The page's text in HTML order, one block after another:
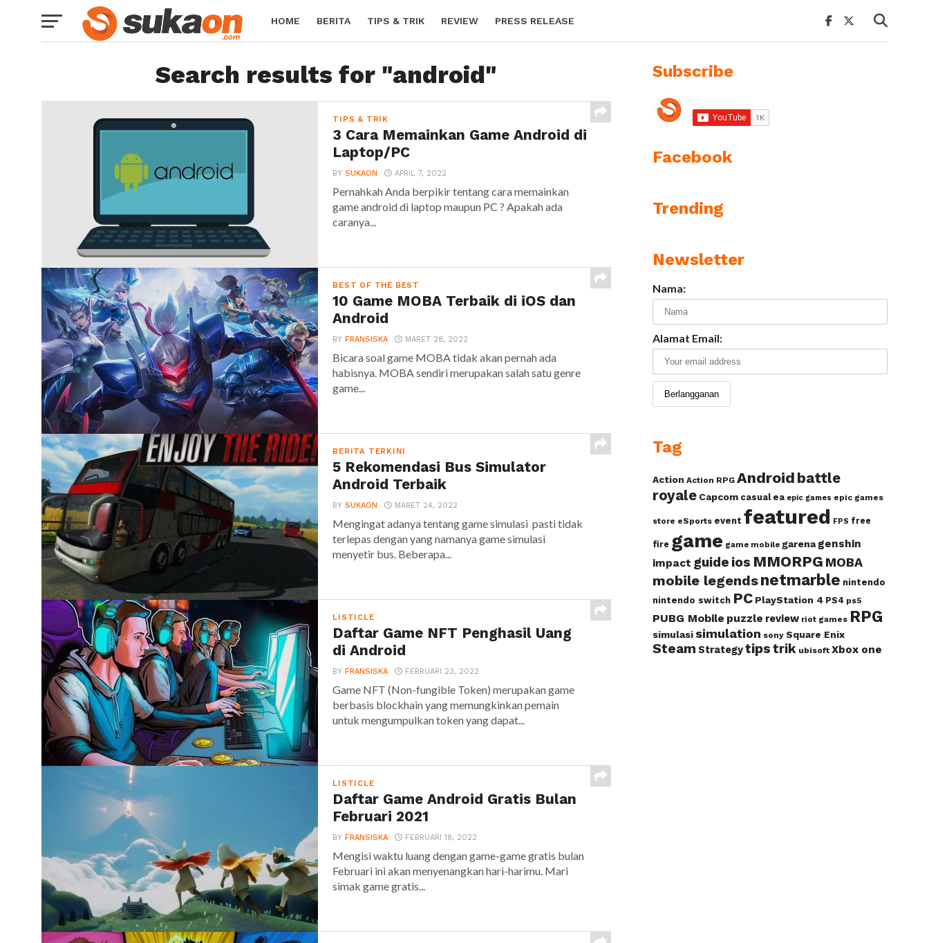
HOME BERITA TIPS & TRIK REVIEW PRESS RELEASE
Search results for "android"
TIPS & TRIK
3 Cara Memainkan Game Android di
Laptop/PC
BYSUKAON APRIL 7, 2022
Pernahkah Anda berpikir tentang cara memainkan
game android di laptop maupun PC ? Apakah ada
caranya...
BEST OF THE BEST
10 Game MOBA Terbaik di iOS dan
Android
BYFRANSISKA MARET 28, 2022
Bicara soal game MOBA tidak akan pernah ada
habisnya. MOBA sendiri merupakan salah satu genre
game...
BERITA TERKINI
5 Rekomendasi Bus Simulator
Android Terbaik
BYSUKAON MARET 24, 2022
Mengingat adanya tentang game simulasi pasti tidak
terlepas dengan yang namanya game simulasi
menyetir bus. Beberapa...
LISTICLE
Daftar Game NFT Penghasil Uang
di Android
BYFRANSISKA FEBRUARI 23, 2022
Game NFT (Non-fungible Token) merupakan game
berbasis blockhain yang memungkinkan pemain
untuk mengumpulkan token yang dapat...
LISTICLE
Daftar Game Android Gratis Bulan
Februari 2021
BYFRANSISKA FEBRUARI 18, 2022
Mengisi waktu luang dengan game-game gratis bulan
Februari ini akan menyenangkan hari-harimu. Mari
simak game gratis...
Subscribe
Facebook
Trending
Newsletter
Nama:
Alamat Email:
Tag
Action Action RPG Android battle
royale Capcom casual ea epic games epic games
store eSports event featured FPS free
fire game game mobile garena genshin
impact guide ios MMORPG MOBA
mobile legendsnetmarble nintendo
nintendo switch PC PlayStation 4 PS4 ps5
PUBG Mobile puzzle review riot games RPG
simulasi simulation sony Square Enix
Steam Strategytipstrik ubisoft Xbox one